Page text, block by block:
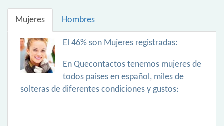
Mujeres Hombres
El 46% son Mujeres registradas:
En Quecontactos tenemos mujeres de
todos paises en español, miles de
solteras de diferentes condiciones y gustos: